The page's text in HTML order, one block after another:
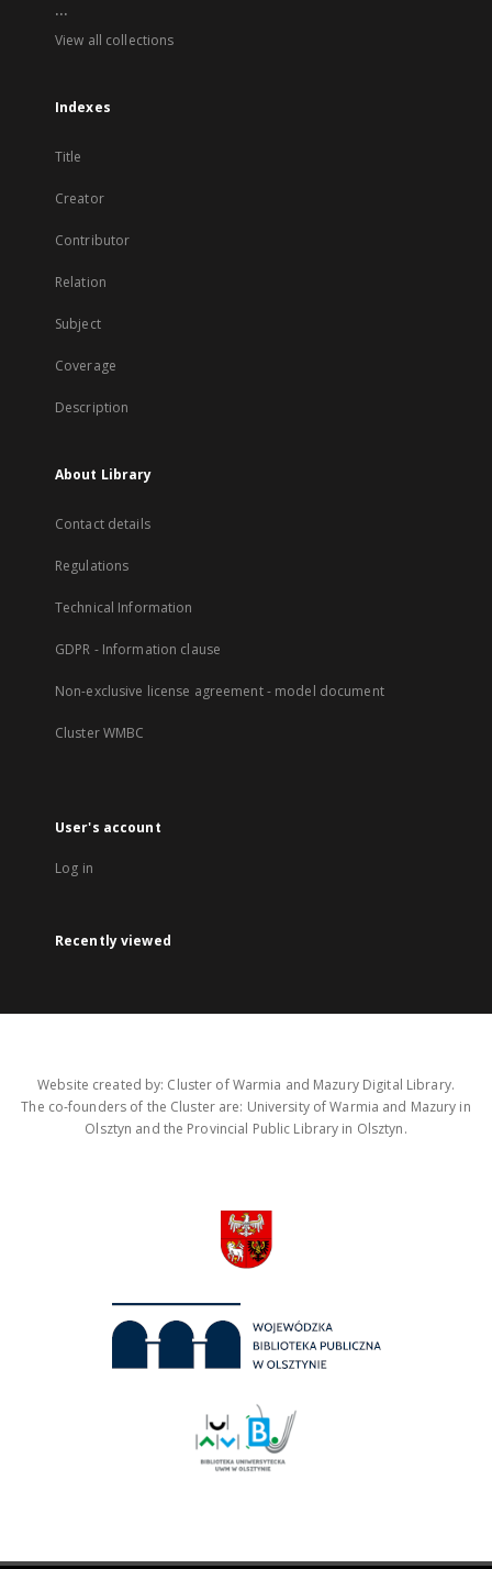
...
View all collections
Indexes
Title
Creator
Contributor
Relation
Subject
Coverage
Description
About Library
Contact details
Regulations
Technical Information
GDPR - Information clause
Non-exclusive license agreement - model document
Cluster WMBC
User's account
Log in
Recently viewed
Website created by: Cluster of Warmia and Mazury Digital Library.
The co-founders of the Cluster are: University of Warmia and Mazury in
Olsztyn and the Provincial Public Library in Olsztyn.